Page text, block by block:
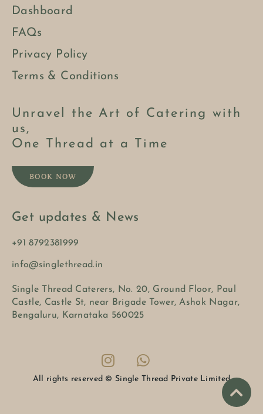
Dashboard
FAQs
Privacy Policy
Terms & Conditions
Unravel the Art of Catering with
us,
One Thread at a Time
BOOK NOW
Get updates & News
+91 8792381999
info@singlethread.in
Single Thread Caterers, No. 20, Ground Floor, Paul
Castle, Castle St, near Brigade Tower, Ashok Nagar,
Bengaluru, Karnataka 560025
All rights reserved © Single Thread Private Limited